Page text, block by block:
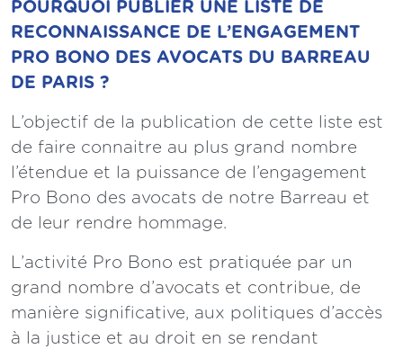
POURQUOI PUBLIER UNE LISTE DE
RECONNAISSANCE DE L’ENGAGEMENT
PRO BONO DES AVOCATS DU BARREAU
DE PARIS ?
L’objectif de la publication de cette liste est
de faire connaitre au plus grand nombre
l’étendue et la puissance de l’engagement
Pro Bono des avocats de notre Barreau et
de leur rendre hommage.
L’activité Pro Bono est pratiquée par un
grand nombre d’avocats et contribue, de
manière significative, aux politiques d’accès
à la justice et au droit en se rendant